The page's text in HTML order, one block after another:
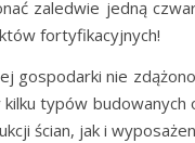
zaledwie jedną
fortyfikacyjnych!
gospodarki nie
typów
ścian, jak i